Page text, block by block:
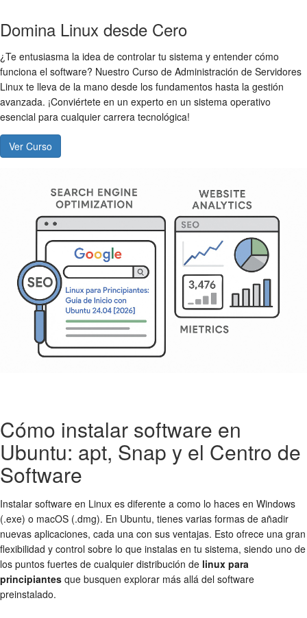
Domina Linux desde Cero
¿Te entusiasma la idea de controlar tu sistema y entender cómo
funciona el software? Nuestro Curso de Administración de Servidores
Linux te lleva de la mano desde los fundamentos hasta la gestión
avanzada. ¡Conviértete en un experto en un sistema operativo
esencial para cualquier carrera tecnológica!
Ver Curso
Cómo instalar software en
Ubuntu: apt, Snap y el Centro de
Software
Instalar software en Linux es diferente a como lo haces en Windows
(.exe) o macOS (.dmg). En Ubuntu, tienes varias formas de añadir
nuevas aplicaciones, cada una con sus ventajas. Esto ofrece una gran
flexibilidad y control sobre lo que instalas en tu sistema, siendo uno de
los puntos fuertes de cualquier distribución de linux para
principiantes que busquen explorar más allá del software
preinstalado.